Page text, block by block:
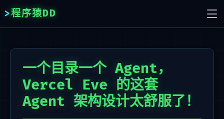
程序猿DD
一个目录一个 Agent，
Vercel Eve 的这套
Agent 架构设计太舒服了！